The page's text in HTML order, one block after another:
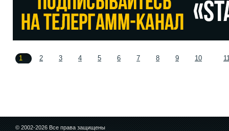
1 2 3 4 5 6 7 8 9 10
© 2002-2026 Все права защищены